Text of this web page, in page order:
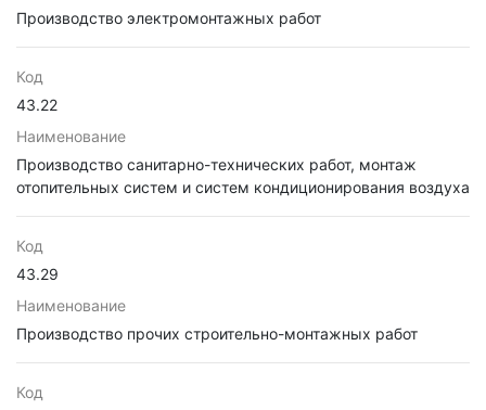
Производство электромонтажных работ
Код
43.22
Наименование
Производство санитарно-технических работ, монтаж
отопительных систем и систем кондиционирования воздуха
Код
43.29
Наименование
Производство прочих строительно-монтажных работ
Код